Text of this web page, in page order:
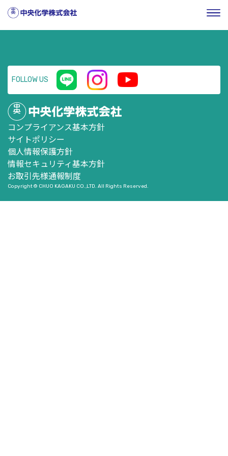
HOME／企業情報
ニュースリリー
ス／ 平成31年3月期 決算短信
FOLLOW US
コンプライアンス基本方針
サイトポリシー
個人情報保護方針
情報セキュリティ基本方針
お取引先様通報制度
Copyright © CHUO KAGAKU CO.,LTD. All Rights Reserved.